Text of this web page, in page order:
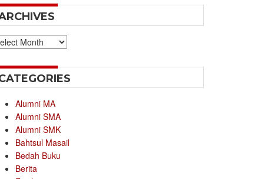
Alumni MA
Alumni SMA
Alumni SMK
Bahtsul Masail
Bedah Buku
Berita